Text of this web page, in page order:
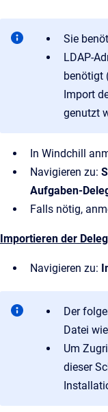
Sie
LDAP-
benötigt
Import
genutzt
In Windchill
Navigieren zu:
Aufgaben-
Falls nötig,
Importieren der
Navigieren zu:
Der
Datei
Um
dieser